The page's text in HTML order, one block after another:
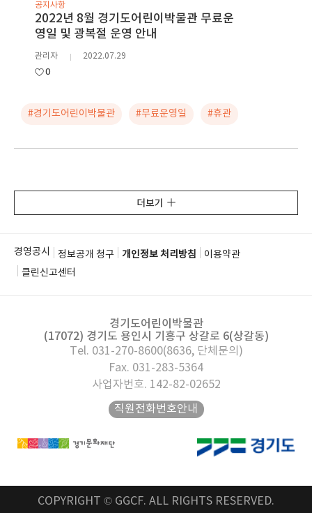
공지사항
2022년 8월 경기도어린이박물관 무료운
영일 및 광복절 운영 안내
관리자 2022.07.29
0
#경기도어린이박물관 #무료운영일 #휴관
더보기
경영공시 정보공개 청구 개인정보 처리방침
이용약관
클린신고센터
경기도어린이박물관
(17072) 경기도 용인시 기흥구 상갈로 6(상갈동)
Tel. 031-270-8600(8636, 단체문의)
Fax. 031-283-5364
사업자번호. 142-82-02652
직원전화번호안내
COPYRIGHT © GGCF. ALL RIGHTS RESERVED.